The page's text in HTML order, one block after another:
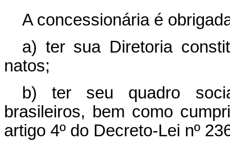
A concessionária é
a) ter sua Diretoria
natos;
b) ter seu quadro
brasileiros, bem como
artigo 4º do Decreto-Lei nº